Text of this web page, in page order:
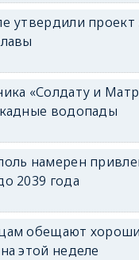
утвердили проект
«Солдату и
водопады
намерен
2039 года
обещают
этой неделе